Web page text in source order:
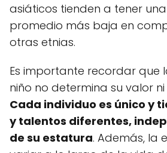
asiáticos tienden a tener
promedio más baja en
otras etnias.
Es importante recordar que
niño no determina su valor
Cada individuo es único y
y talentos diferentes,
de su estatura. Además, la